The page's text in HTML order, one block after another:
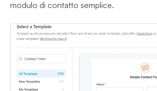
modulo di contatto semplice.